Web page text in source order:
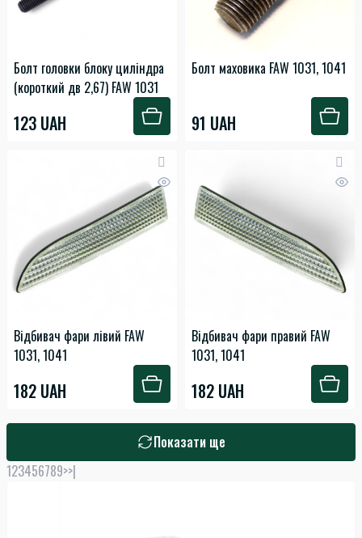
Болт головки блоку циліндра
(короткий дв 2,67) FAW 1031
123 UAH
Болт маховика FAW 1031, 1041
91 UAH
Відбивач фари лівий FAW
1031, 1041
182 UAH
Відбивач фари правий FAW
1031, 1041
182 UAH
Показати ще
123456789>>|